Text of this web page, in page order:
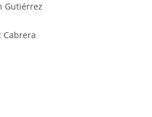
Gutiérrez
Cabrera